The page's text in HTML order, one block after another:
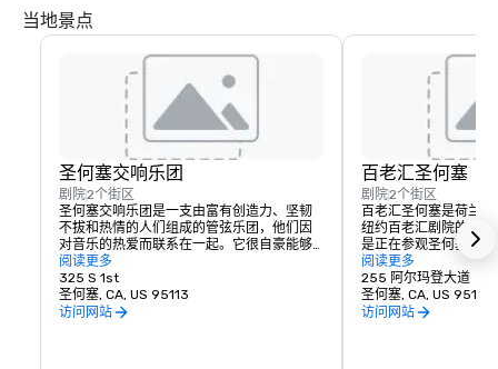
当地景点
圣何塞交响乐团
剧院2个街区
圣何塞交响乐团是一支由富有创造力、坚韧
不拔和热情的人们组成的管弦乐团，他们因
对音乐的热爱而联系在一起。它很自豪能够
称圣何塞为家，通过在表演和节目中体现同
样的精神，拥抱我们社区的创新和多元文
化。每年，圣何塞交响乐团都会演出数十场
演出，包括经典音乐会、现场管弦乐演出的
阅读更多
325 S 1st
圣何塞, CA, US 95113
访问网站
百老汇圣何塞
剧院2个街区
百老汇圣何塞是荷兰
纽约百老汇剧院的地
是正在参观圣何塞，
看的节目。
阅读更多
255 阿尔玛登大道
圣何塞, CA, US 95113
访问网站